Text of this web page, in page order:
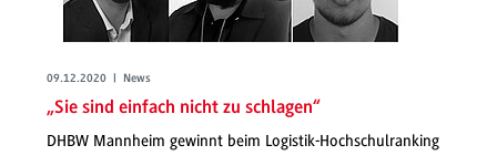
09.12.2020 | News
„Sie sind einfach nicht zu schlagen“
DHBW Mannheim gewinnt beim Logistik-Hochschulranking